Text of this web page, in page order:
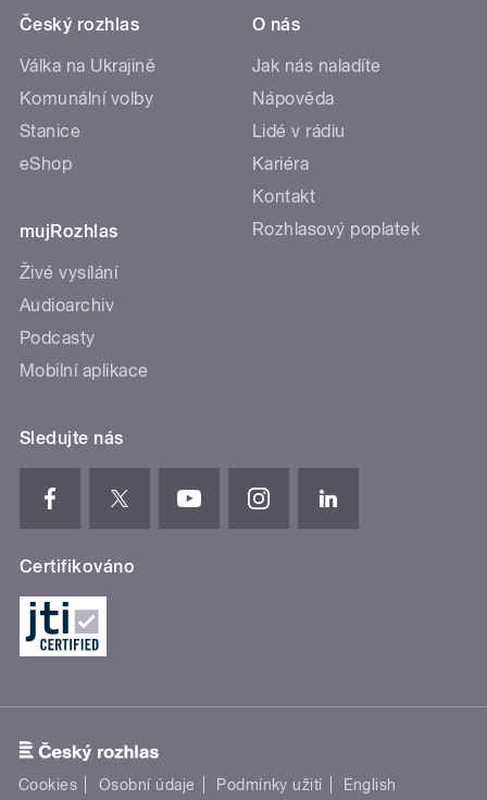
Český rozhlas
Válka na Ukrajině
Komunální volby
Stanice
eShop
mujRozhlas
Živé vysílání
Audioarchiv
Podcasty
Mobilní aplikace
O nás
Jak nás naladíte
Nápověda
Lidé v rádiu
Kariéra
Kontakt
Rozhlasový poplatek
Sledujte nás
Certifikováno
Cookies Osobní údaje Podmínky užití English